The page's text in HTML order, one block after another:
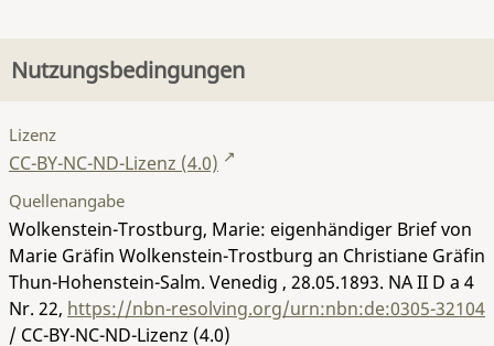
Nutzungsbedingungen
Lizenz
CC-BY-NC-ND-Lizenz (4.0)
Quellenangabe
Wolkenstein-Trostburg, Marie: eigenhändiger Brief von
Marie Gräfin Wolkenstein-Trostburg an Christiane Gräfin
Thun-Hohenstein-Salm. Venedig , 28.05.1893. NA II D a 4
Nr. 22, https://nbn-resolving.org/urn:nbn:de:0305-32104
/ CC-BY-NC-ND-Lizenz (4.0)